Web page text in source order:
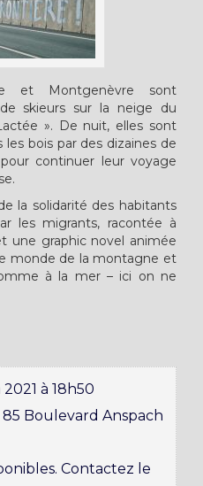
et Montgenèvre sont
skieurs sur la neige du
». De nuit, elles sont
bois par des dizaines de
continuer leur voyage
la solidarité des habitants
les migrants, racontée à
une graphic novel animée
monde de la montagne et
à la mer – ici on ne
à 18h50
85 Boulevard Anspach
Contactez le